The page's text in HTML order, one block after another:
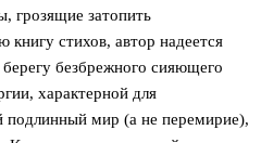
грозящие затопить
книгу стихов, автор надеется
безбрежного сияющего
характерной для
мир (а не перемирие),